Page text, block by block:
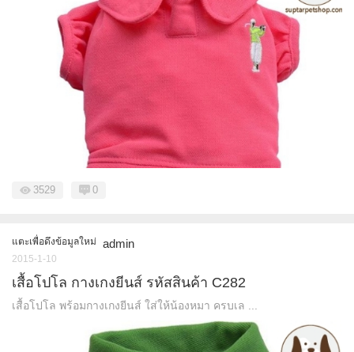
3529 0
แตะเพื่อดึงข้อมูลใหม่ admin
2015-1-10
เสื้อโปโล กางเกงยีนส์ รหัสสินค้า C282
เสื้อโปโล พร้อมกางเกงยีนส์ ใส่ให้น้องหมา ครบเล ...